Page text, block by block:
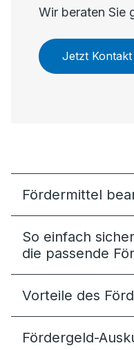
Wir beraten Sie
Jetzt
Fördermittel
So einfach
die passende
Vorteile des
Fördergeld-